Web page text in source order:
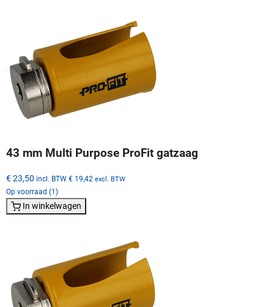
43 mm Multi Purpose ProFit gatzaag
€ 23,50 incl. BTW € 19,42 excl. BTW
Op voorraad (1)
In winkelwagen